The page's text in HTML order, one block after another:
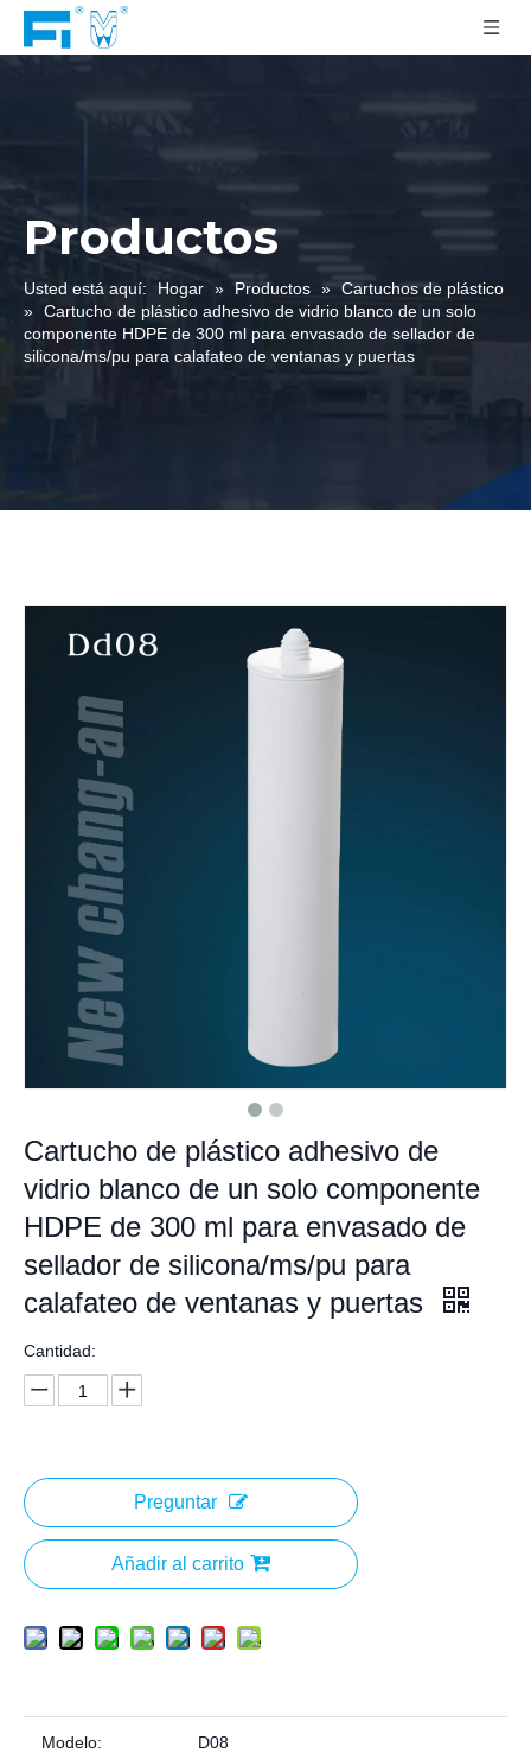
Productos
Usted está aquí: Hogar » Productos » Cartuchos de plástico
» Cartucho de plástico adhesivo de vidrio blanco de un solo
componente HDPE de 300 ml para envasado de sellador de
silicona/ms/pu para calafateo de ventanas y puertas
Cartucho de plástico adhesivo de
vidrio blanco de un solo componente
HDPE de 300 ml para envasado de
sellador de silicona/ms/pu para
calafateo de ventanas y puertas
Cantidad:
Preguntar
Añadir al carrito
Modelo: D08